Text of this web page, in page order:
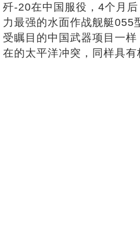
歼-20在中国服役，4个月
力最强的水面作战舰艇055
受瞩目的中国武器项目一
在的太平洋冲突，同样具有